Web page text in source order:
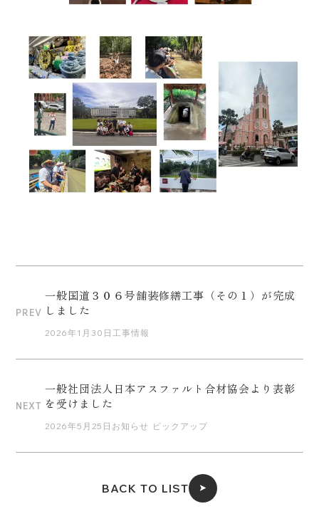
PREV
一般国道３０６号舗装修繕工事（その１）が完成
しました
2026年1月30日 工事情報
NEXT
一般社団法人日本アスファルト合材協会より表彰
を受けました
2026年5月25日 お知らせ ピックアップ
BACK TO LIST